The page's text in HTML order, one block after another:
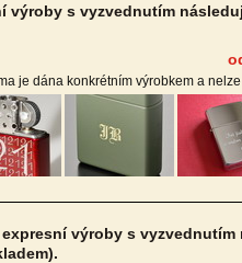
výroby s vyzvednutím
je dána konkrétním výrobkem a nelze
výroby s